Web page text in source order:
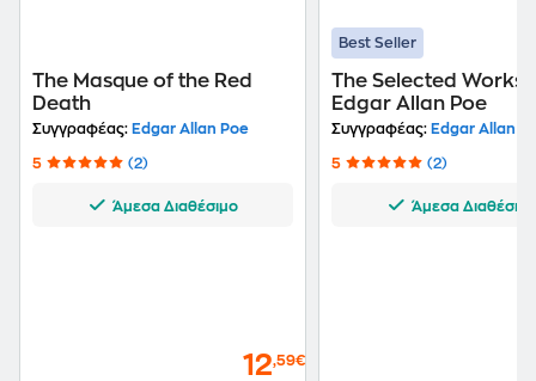
The Masque of the Red
Death
Συγγραφέας: Edgar Allan Poe
5 (2)
Άμεσα Διαθέσιμο
12,59€
Best Seller
The Selected Works
Edgar Allan Poe
Συγγραφέας: Edgar Allan
5 (2)
Άμεσα Διαθέσιμο